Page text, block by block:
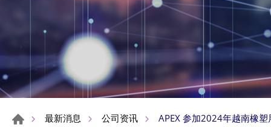
最新消息 公司资讯 APEX 参加2024年越南橡